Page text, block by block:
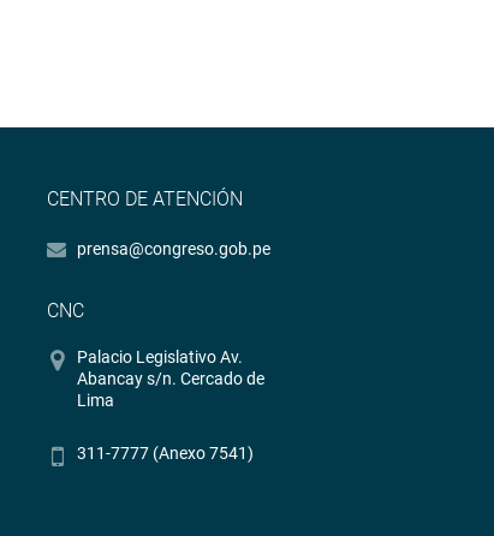
CENTRO DE ATENCIÓN
prensa@congreso.gob.pe
CNC
Palacio Legislativo Av.
Abancay s/n. Cercado de
Lima
311-7777 (Anexo 7541)